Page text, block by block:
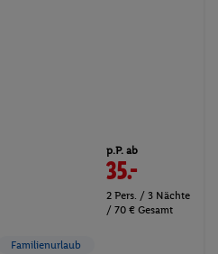
p.P. ab
35.-
2 Pers. / 3 Nächte
/ 70 € Gesamt
Familienurlaub